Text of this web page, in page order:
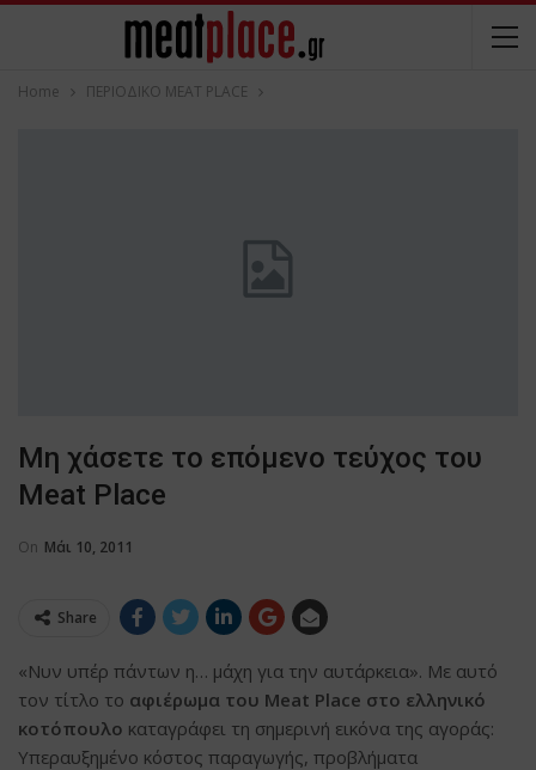
Home ΠΕΡΙΟΔΙΚΟ ΜΕΑΤ PLACE
Μη χάσετε το επόμενο τεύχος του
Meat Place
On Μάι 10, 2011
Share
«Νυν υπέρ πάντων η… μάχη για την αυτάρκεια». Με αυτό
τον τίτλο το αφιέρωμα του Meat Place στο ελληνικό
κοτόπουλο καταγράφει τη σημερινή εικόνα της αγοράς:
Υπεραυξημένο κόστος παραγωγής, προβλήματα